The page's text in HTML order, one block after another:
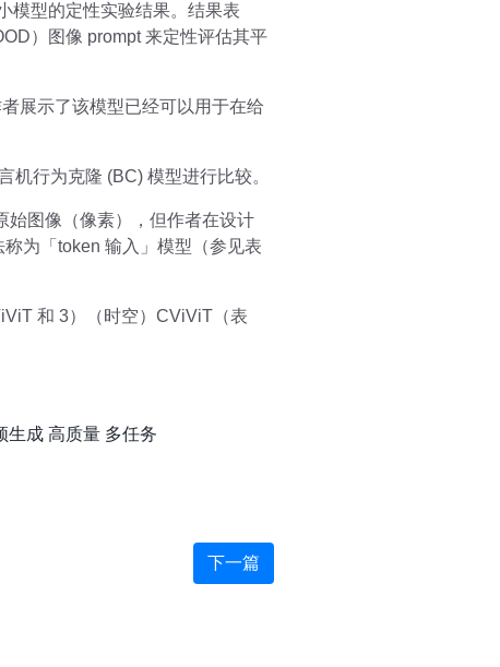
模型的定性实验结果。结果表
）图像 prompt 来定性评估其平
展示了该模型已经可以用于在给
行为克隆 (BC) 模型进行比较。
始图像（像素），但作者在设计
为「token 输入」模型（参见表
和 3）（时空）CViViT（表
生成 高质量 多任务
下一篇